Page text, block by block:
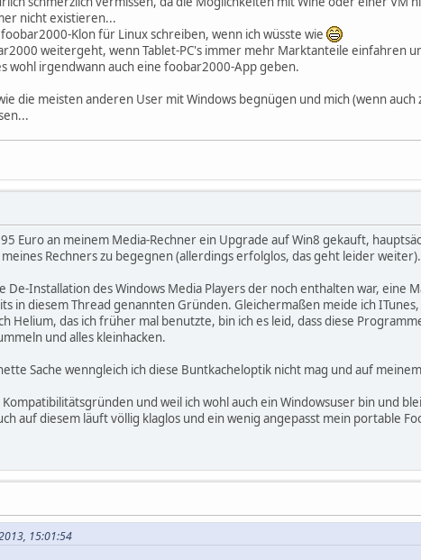
nicht existieren...
Klon für Linux schreiben, wenn ich wüsste wie
weitergeht, wenn Tablet-PC's immer mehr Marktanteile einfahren
wohl irgendwann auch eine foobar2000-App geben.
die meisten anderen User mit Windows begnügen und mich (wenn
Euro an meinem Media-Rechner ein Upgrade auf Win8 gekauft,
Rechners zu begegnen (allerdings erfolglos, das geht leider
De-Installation des Windows Media Players der noch enthalten war, eine
in diesem Thread genannten Gründen. Gleichermaßen meide ich
Helium, das ich früher mal benutzte, bin ich es leid, dass diese
und alles kleinhacken.
Sache wenngleich ich diese Buntkacheloptik nicht mag und auf
und weil ich wohl auch ein Windowsuser bin und
auf diesem läuft völlig klaglos und ein wenig angepasst mein portable
15:01:54